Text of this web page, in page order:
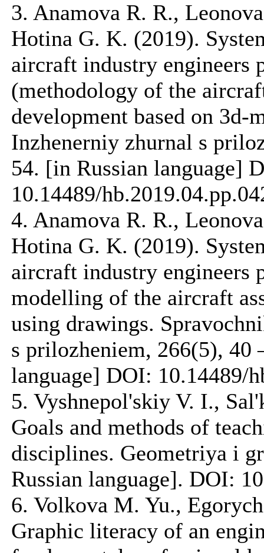
3. Anamova R. R.,
Hotina G. K. (2019).
aircraft industry engineers
(methodology of the
development based on 3d-
Inzhenerniy zhurnal s
54. [in Russian language]
10.14489/
4. Anamova R. R.,
Hotina G. K. (2019).
aircraft industry engineers
modelling of the aircraft
using drawings.
s prilozheniem, 266(5), 40
language] DOI: 10.14489/
5. Vyshnepol'skiy V. I.,
Goals and methods of
disciplines. Geometriya i
Russian language]. DOI:
6. Volkova M. Yu.,
Graphic literacy of an